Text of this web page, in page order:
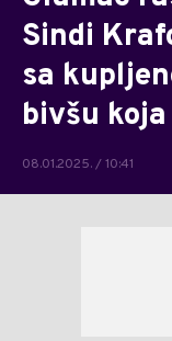
Sindi
sa
bivšu
08.01.2025. / 10:41